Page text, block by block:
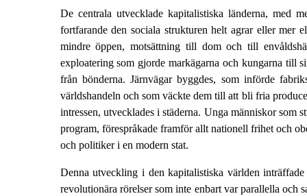
De centrala utvecklade kapitalistiska länderna, med
fortfarande den sociala strukturen helt agrar eller mer
mindre öppen, motsättning till dom och till
exploatering som gjorde markägarna och kungarna till
från bönderna. Järnvägar byggdes, som införde
världshandeln och som väckte dem till att bli fria
intressen, utvecklades i städerna. Unga människor som
program, förespråkade framför allt nationell frihet och
och politiker i en modern stat.
Denna utveckling i den kapitalistiska världen
revolutionära rörelser som inte enbart var parallella och